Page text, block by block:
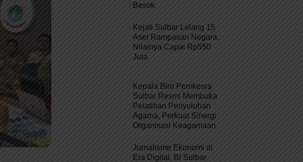
Besok
Kejati Sulbar Lelang 15
Aset Rampasan Negara,
Nilainya Capai Rp550
Juta
Kepala Biro Pemkesra
Sulbar Resmi Membuka
Pelatihan Penyuluhan
Agama, Perkuat Sinergi
Organisasi Keagamaan
Jurnalisme Ekonomi di
Era Digital, BI Sulbar